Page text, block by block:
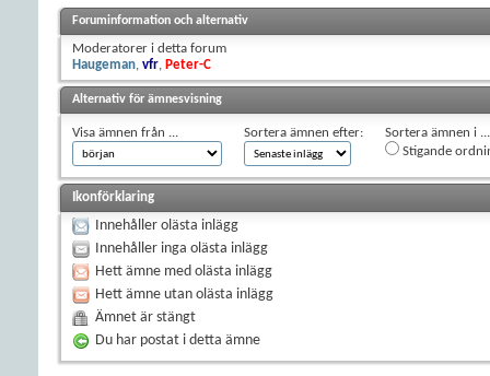
Foruminformation och alternativ
Moderatorer i detta forum
Haugeman, vfr, Peter-C
Alternativ för ämnesvisning
Visa ämnen från ... Sortera ämnen efter:
Sortera ämnen i ...
Stigande
Ikonförklaring
Innehåller olästa inlägg
Innehåller inga olästa inlägg
Hett ämne med olästa inlägg
Hett ämne utan olästa inlägg
Ämnet är stängt
Du har postat i detta ämne